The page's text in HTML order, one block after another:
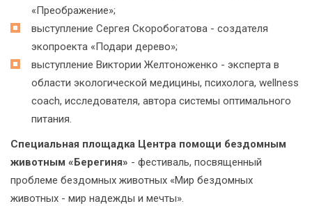
«Преображение»;
выступление Сергея Скоробогатова - создателя
экопроекта «Подари дерево»;
выступление Виктории Желтоноженко - эксперта в
области экологической медицины, психолога, wellness
coach, исследователя, автора системы оптимального
питания.
Специальная площадка Центра помощи бездомным
животным «Берегиня» - фестиваль, посвященный
проблеме бездомных животных «Мир бездомных
животных - мир надежды и мечты».